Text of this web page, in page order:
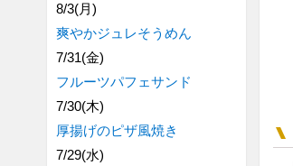
8/3(月)
爽やかジュレそうめん
7/31(金)
フルーツパフェサンド
7/30(木)
厚揚げのピザ風焼き
7/29(水)